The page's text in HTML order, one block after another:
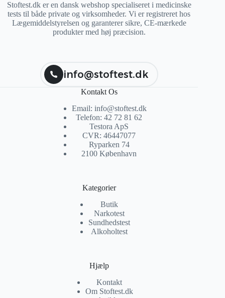
Stoftest.dk er en dansk webshop specialiseret i medicinske
tests til både private og virksomheder. Vi er registreret hos
Lægemiddelstyrelsen og garanterer sikre, CE-mærkede
produkter med høj præcision.
info@stoftest.dk
Kontakt Os
Email: info@stoftest.dk
Telefon: 42 72 81 62
Testora ApS
CVR: 46447077
Ryparken 74
2100 København
Kategorier
Butik
Narkotest
Sundhedstest
Alkoholtest
Hjælp
Kontakt
Om Stoftest.dk